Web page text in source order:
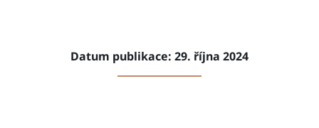
Datum publikace: 29. října 2024